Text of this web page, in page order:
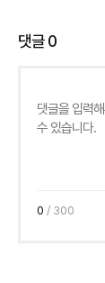
댓글0
0 / 300